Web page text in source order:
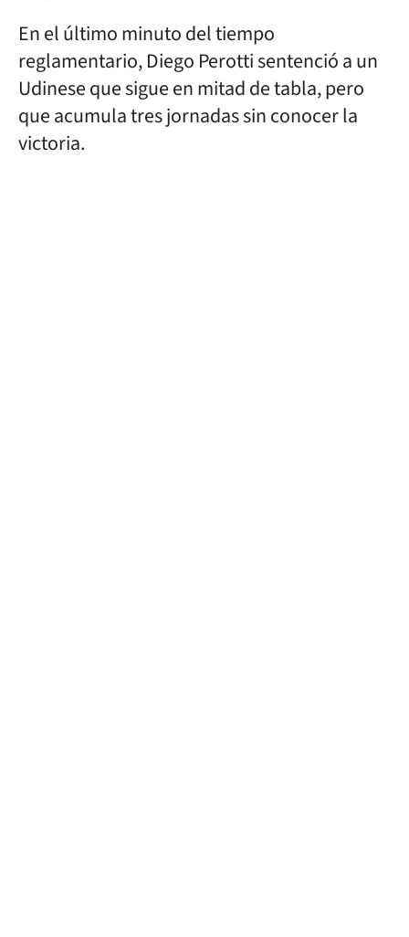
En el último minuto del tiempo
reglamentario, Diego Perotti sentenció a un
Udinese que sigue en mitad de tabla, pero
que acumula tres jornadas sin conocer la
victoria.